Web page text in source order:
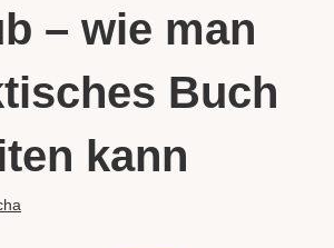
– wie man
Buch
kann